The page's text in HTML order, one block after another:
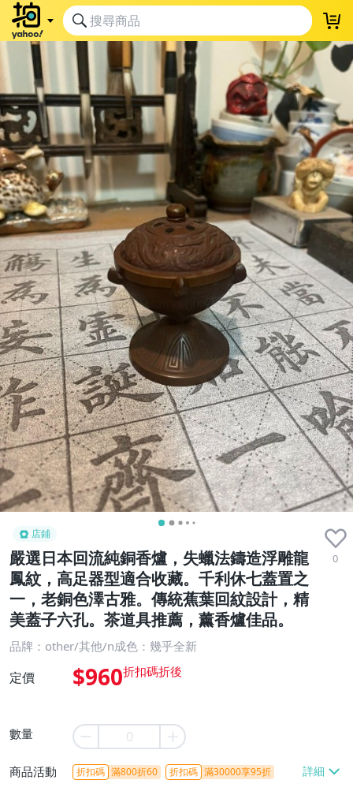
店鋪
嚴選日本回流純銅香爐，失蠟法鑄造浮雕龍
鳳紋，高足器型適合收藏。千利休七蓋置之
一，老銅色澤古雅。傳統蕉葉回紋設計，精
美蓋子六孔。茶道具推薦，薰香爐佳品。
0
品牌：other/其他/n成色：幾乎全新
定價 $960
數量
商品活動 折扣碼 滿800折60 折扣碼 滿30000享95折